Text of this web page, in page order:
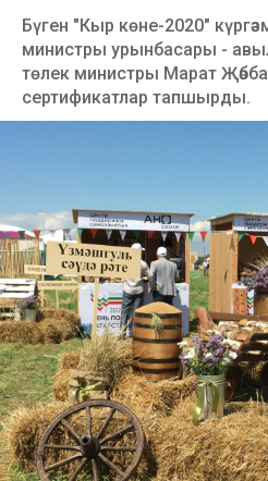
Бүген "Кыр көне-2020"
министры урынбасары -
төлек министры Марат
сертификатлар тапшырды.